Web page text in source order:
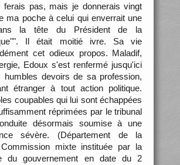
pas, mais je donnerais vingt
ma poche à celui qui enverrait une
la tête du Président de la
Il était moitié ivre. Sa vie
cet odieux propos. Maladif,
Edoux s'est renfermé jusqu'ici
humbles devoirs de sa profession,
étranger à tout action politique.
coupables qui lui sont échappées
réprimées par le tribunal
désormais soumise à une
sévère. (Département de la
mixte instituée par la
du gouvernement en date du 2